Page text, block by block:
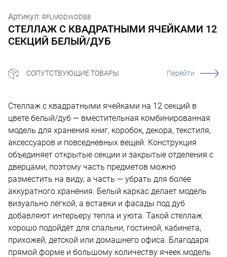
Артикул: RFLMODWODB8
СТЕЛЛАЖ С КВАДРАТНЫМИ ЯЧЕЙКАМИ 12
СЕКЦИЙ БЕЛЫЙ/ДУБ
СОПУТСТВУЮЩИЕ ТОВАРЫ Перейти
Стеллаж с квадратными ячейками на 12 секций в
цвете белый/дуб — вместительная комбинированная
модель для хранения книг, коробок, декора, текстиля,
аксессуаров и повседневных вещей. Конструкция
объединяет открытые секции и закрытые отделения с
дверцами, поэтому часть предметов можно
разместить на виду, а часть — убрать для более
аккуратного хранения. Белый каркас делает модель
визуально лёгкой, а вставки и фасады под дуб
добавляют интерьеру тепла и уюта. Такой стеллаж
хорошо подойдёт для спальни, гостиной, кабинета,
прихожей, детской или домашнего офиса. Благодаря
прямой форме и большому количеству ячеек модель